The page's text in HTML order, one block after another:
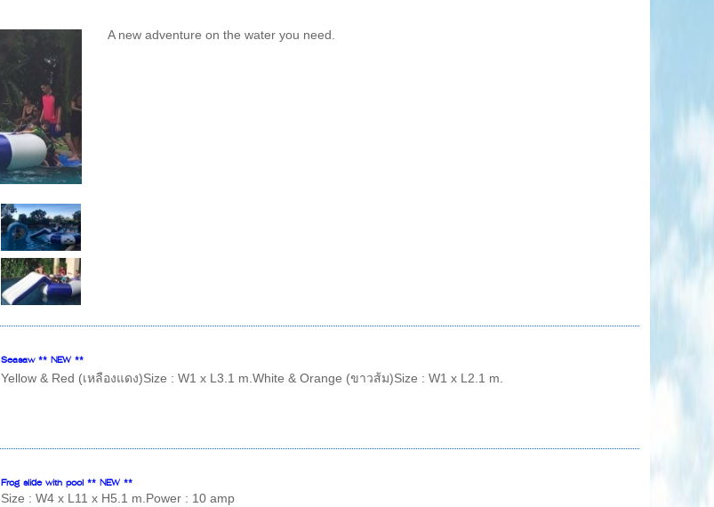
A new adventure on the water you need.
Seasaw ** NEW **
Yellow & Red (เหลืองแดง)Size : W1 x L3.1 m.White & Orange (ขาวส้ม)Size : W1 x L2.1 m.
Frog slide with pool ** NEW **
Size : W4 x L11 x H5.1 m.Power : 10 amp